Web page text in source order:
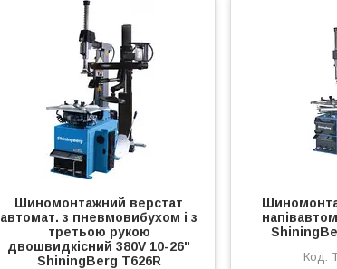
Шиномонтажний верстат
автомат. з пневмовибухом і з
третьою рукою
двошвидкісний 380V 10-26"
ShiningBerg T626R